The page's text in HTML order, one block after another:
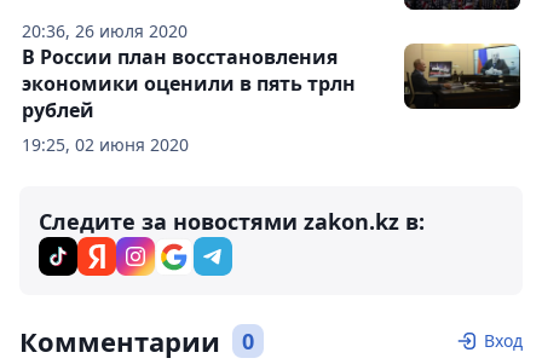
20:36, 26 июля 2020
19:25, 02 июня 2020
В России план восстановления
экономики оценили в пять трлн
рублей
Следите за новостями zakon.kz в:
Комментарии 0 Вход